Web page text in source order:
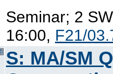
Seminar; 2
16:00, F21/
S: MA/SM